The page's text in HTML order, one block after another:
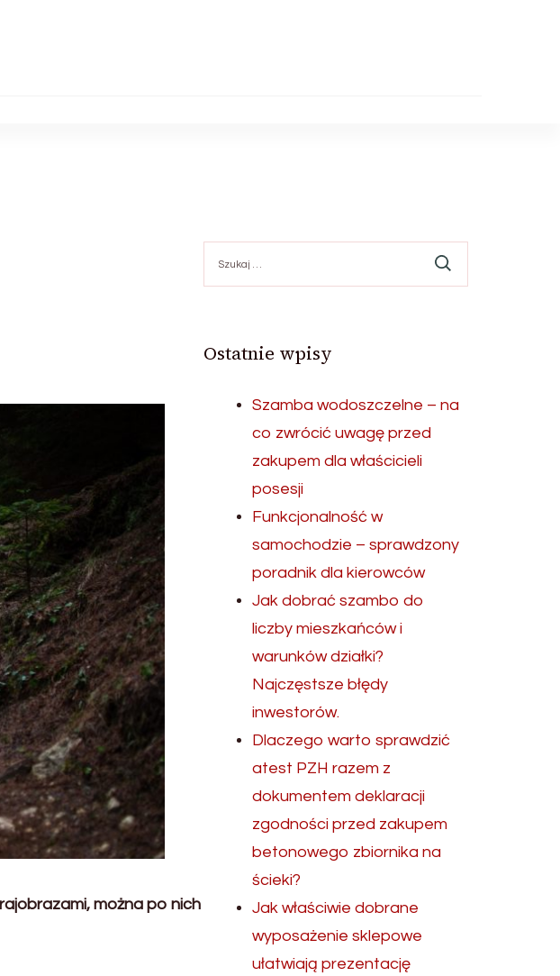
można po nich
Ostatnie wpisy
Szamba wodoszczelne – na
co zwrócić uwagę przed
zakupem dla właścicieli
posesji
Funkcjonalność w
samochodzie – sprawdzony
poradnik dla kierowców
Jak dobrać szambo do
liczby mieszkańców i
warunków działki?
Najczęstsze błędy
inwestorów.
Dlaczego warto sprawdzić
atest PZH razem z
dokumentem deklaracji
zgodności przed zakupem
betonowego zbiornika na
ścieki?
Jak właściwie dobrane
wyposażenie sklepowe
ułatwiają prezentację